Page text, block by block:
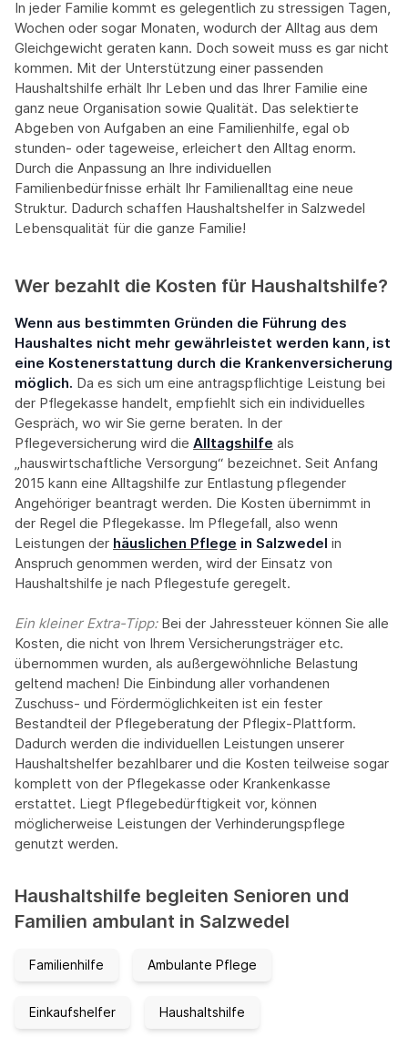
In jeder Familie kommt es gelegentlich zu stressigen Tagen,
Wochen oder sogar Monaten, wodurch der Alltag aus dem
Gleichgewicht geraten kann. Doch soweit muss es gar nicht
kommen. Mit der Unterstützung einer passenden
Haushaltshilfe erhält Ihr Leben und das Ihrer Familie eine
ganz neue Organisation sowie Qualität. Das selektierte
Abgeben von Aufgaben an eine Familienhilfe, egal ob
stunden- oder tageweise, erleichert den Alltag enorm.
Durch die Anpassung an Ihre individuellen
Familienbedürfnisse erhält Ihr Familienalltag eine neue
Struktur. Dadurch schaffen Haushaltshelfer in Salzwedel
Lebensqualität für die ganze Familie!
Wer bezahlt die Kosten für Haushaltshilfe?
Wenn aus bestimmten Gründen die Führung des
Haushaltes nicht mehr gewährleistet werden kann, ist
eine Kostenerstattung durch die Krankenversicherung
möglich. Da es sich um eine antragspflichtige Leistung bei
der Pflegekasse handelt, empfiehlt sich ein individuelles
Gespräch, wo wir Sie gerne beraten. In der
Pflegeversicherung wird die Alltagshilfe als
„hauswirtschaftliche Versorgung“ bezeichnet. Seit Anfang
2015 kann eine Alltagshilfe zur Entlastung pflegender
Angehöriger beantragt werden. Die Kosten übernimmt in
der Regel die Pflegekasse. Im Pflegefall, also wenn
Leistungen der häuslichen Pflege in Salzwedel in
Anspruch genommen werden, wird der Einsatz von
Haushaltshilfe je nach Pflegestufe geregelt.
Ein kleiner Extra-Tipp:‍ Bei der Jahressteuer können Sie alle
Kosten, die nicht von Ihrem Versicherungsträger etc.
übernommen wurden, als außergewöhnliche Belastung
geltend machen! Die Einbindung aller vorhandenen
Zuschuss- und Fördermöglichkeiten ist ein fester
Bestandteil der Pflegeberatung der Pflegix-Plattform.
Dadurch werden die individuellen Leistungen unserer
Haushaltshelfer bezahlbarer und die Kosten teilweise sogar
komplett von der Pflegekasse oder Krankenkasse
erstattet. Liegt Pflegebedürftigkeit vor, können
möglicherweise Leistungen der Verhinderungspflege
genutzt werden.
Haushaltshilfe begleiten Senioren und
Familien ambulant in Salzwedel
Familienhilfe Ambulante Pflege
Einkaufshelfer Haushaltshilfe